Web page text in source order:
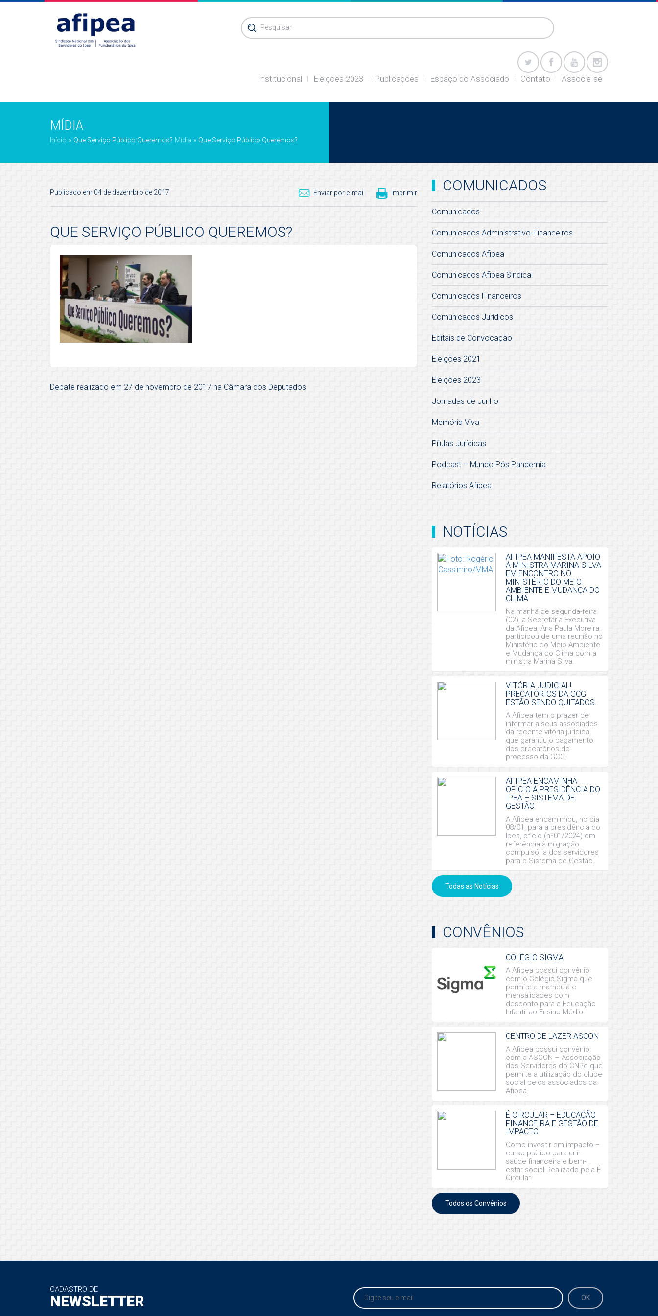
Pesquisar
Institucional Eleições 2023 Publicações Espaço do Associado Contato Associe-se
MÍDIA
Início » Que Serviço Público Queremos? Mídia » Que Serviço Público Queremos?
Publicado em 04 de dezembro de 2017 Enviar por e-mail Imprimir
QUE SERVIÇO PÚBLICO QUEREMOS?
Debate realizado em 27 de novembro de 2017 na Câmara dos Deputados
COMUNICADOS
Comunicados
Comunicados Administrativo-Financeiros
Comunicados Afipea
Comunicados Afipea Sindical
Comunicados Financeiros
Comunicados Jurídicos
Editais de Convocação
Eleições 2021
Eleições 2023
Jornadas de Junho
Memória Viva
Pílulas Jurídicas
Podcast – Mundo Pós Pandemia
Relatórios Afipea
NOTÍCIAS
AFIPEA MANIFESTA APOIO
À MINISTRA MARINA SILVA
EM ENCONTRO NO
MINISTÉRIO DO MEIO
AMBIENTE E MUDANÇA DO
CLIMA
Na manhã de segunda-feira
(02), a Secretária Executiva
da Afipea, Ana Paula Moreira,
participou de uma reunião no
Ministério do Meio Ambiente
e Mudança do Clima com a
ministra Marina Silva.
VITÓRIA JUDICIAL!
PRECATÓRIOS DA GCG
ESTÃO SENDO QUITADOS.
A Afipea tem o prazer de
informar a seus associados
da recente vitória jurídica,
que garantiu o pagamento
dos precatórios do
processo da GCG.
AFIPEA ENCAMINHA
OFÍCIO À PRESIDÊNCIA DO
IPEA – SISTEMA DE
GESTÃO
A Afipea encaminhou, no dia
08/01, para a presidência do
Ipea, ofício (nº01/2024) em
referência à migração
compulsória dos servidores
para o Sistema de Gestão.
Todas as Notícias
CONVÊNIOS
COLÉGIO SIGMA
A Afipea possui convênio
com o Colégio Sigma que
permite a matrícula e
mensalidades com
desconto para a Educação
Infantil ao Ensino Médio.
CENTRO DE LAZER ASCON
A Afipea possui convênio
com a ASCON – Associação
dos Servidores do CNPq que
permite a utilização do clube
social pelos associados da
Afipea.
É CIRCULAR – EDUCAÇÃO
FINANCEIRA E GESTÃO DE
IMPACTO
Como investir em impacto –
curso prático para unir
saúde financeira e bem-
estar social Realizado pela É
Circular.
Todos os Convênios
CADASTRO DE
NEWSLETTER